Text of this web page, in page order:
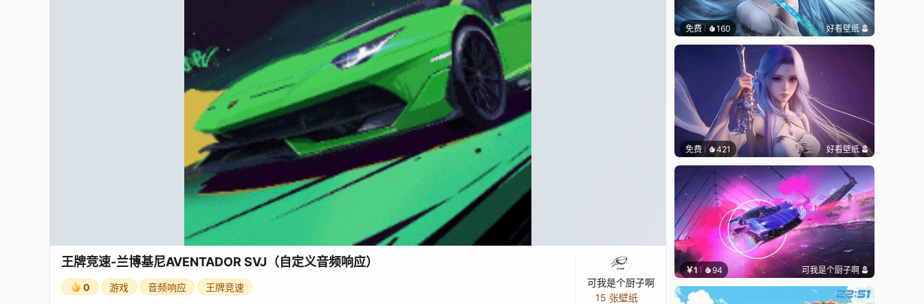
王牌竞速-兰博基尼AVENTADOR SVJ（自定义音频响应）
0 游戏 音频响应 王牌竞速
可我是个厨子啊
15 张壁纸
免费 160 好看壁纸
免费 421 好看壁纸
￥1 94 可我是个厨子啊